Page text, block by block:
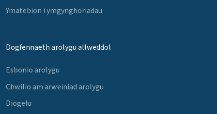
Ymatebion i ymgynghoriadau
Dogfennaeth arolygu allweddol
Esbonio arolygu
Chwilio am arweiniad arolygu
Diogelu